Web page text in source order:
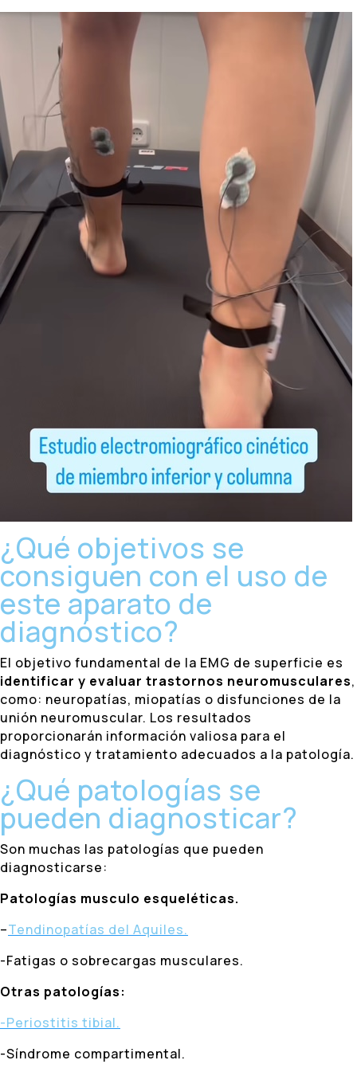
¿Qué objetivos se
consiguen con el uso de
este aparato de
diagnóstico?
El objetivo fundamental de la EMG de superficie es
identificar y evaluar trastornos neuromusculares,
como: neuropatías, miopatías o disfunciones de la
unión neuromuscular. Los resultados
proporcionarán información valiosa para el
diagnóstico y tratamiento adecuados a la patología.
¿Qué patologías se
pueden diagnosticar?
Son muchas las patologías que pueden
diagnosticarse:
Patologías musculo esqueléticas.
–Tendinopatías del Aquiles.
-Fatigas o sobrecargas musculares.
Otras patologías:
-Periostitis tibial.
-Síndrome compartimental.